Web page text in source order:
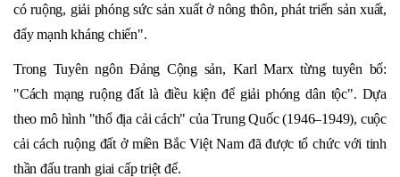
có ruộng, giải phóng sức sản xuất ở nông thôn, phát triển sản xuất,
đẩy mạnh kháng chiến".
Trong Tuyên ngôn Đảng Cộng sản, Karl Marx từng tuyên bố:
"Cách mạng ruộng đất là điều kiện để giải phóng dân tộc". Dựa
theo mô hình "thổ địa cải cách" của Trung Quốc (1946–1949), cuộc
cải cách ruộng đất ở miền Bắc Việt Nam đã được tổ chức với tinh
thần đấu tranh giai cấp triệt để.